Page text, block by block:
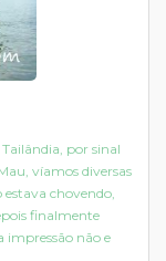
por sinal
víamos diversas
chovendo,
finalmente
impressão não e